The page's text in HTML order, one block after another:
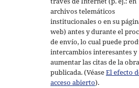
archivos telemáticos
institucionales o en su
web) antes y durante el
de envío, lo cual puede
intercambios interesantes y
aumentar las citas de la obra
publicada. (VéaseEl efecto
acceso abierto).